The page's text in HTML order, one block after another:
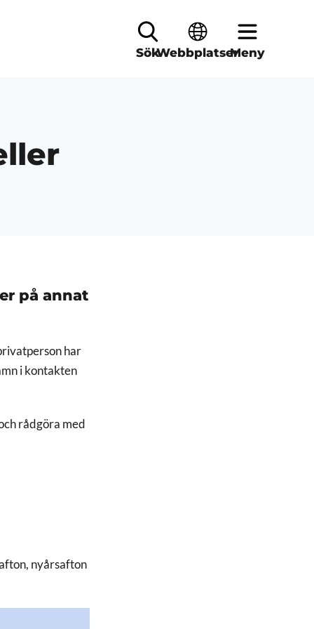
SökWebbplatserMeny
på annat
har
i kontakten
rådgöra med
nyårsafton